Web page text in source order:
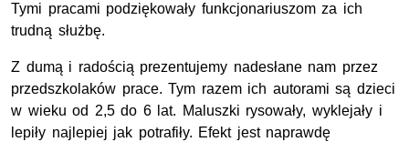
Tymi pracami podziękowały funkcjonariuszom za ich
trudną służbę.
Z dumą i radością prezentujemy nadesłane nam przez
przedszkolaków prace. Tym razem ich autorami są dzieci
w wieku od 2,5 do 6 lat. Maluszki rysowały, wyklejały i
lepiły najlepiej jak potrafiły. Efekt jest naprawdę